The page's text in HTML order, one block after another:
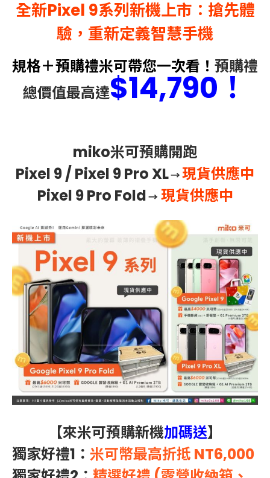
全新Pixel 9系列新機上市：搶先體
驗，重新定義智慧手機
規格＋預購禮米可帶您一次看！ 預購禮
總價值最高達$14,790！
miko米可預購開跑
Pixel 9 / Pixel 9 Pro XL→現貨供應中
Pixel 9 Pro Fold→現貨供應中
【來米可預購新機加碼送】
獨家好禮1： 米可幣最高折抵 NT6,000